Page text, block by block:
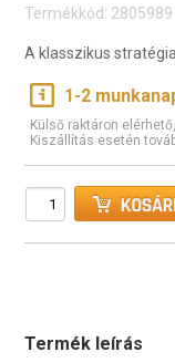
Termékkód: 2805989
A klasszikus
1-2
Külső raktáron
Kiszállítás esetén
Termék leírás